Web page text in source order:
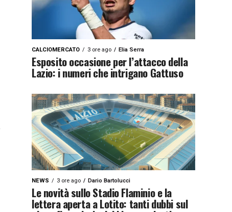
CALCIOMERCATO 3 ore ago Elia Serra
Esposito occasione per l’attacco della
Lazio: i numeri che intrigano Gattuso
NEWS 3 ore ago Dario Bartolucci
Le novità sullo Stadio Flaminio e la
lettera aperta a Lotito: tanti dubbi sul